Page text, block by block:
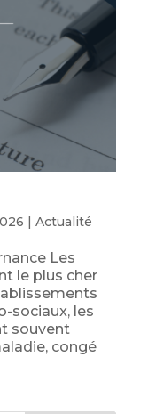
| Actualité
Les
le plus cher
sociaux, les
souvent
congé